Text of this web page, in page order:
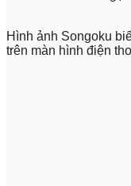
Hình ảnh Songoku
trên màn hình điện